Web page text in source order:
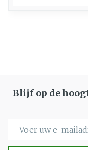
Blijf op de